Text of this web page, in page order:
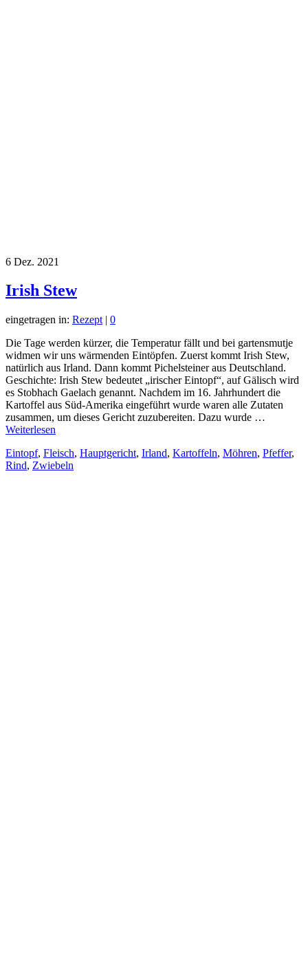
6 Dez. 2021
Irish Stew
eingetragen in: Rezept | 0
Die Tage werden kürzer, die Temperatur fällt und bei gartensmutje
widmen wir uns wärmenden Eintöpfen. Zuerst kommt Irish Stew,
natürlich aus Irland. Dann kommt Pichelsteiner aus Deutschland.
Geschichte: Irish Stew bedeutet „irischer Eintopf“, auf Gälisch wird
es Stobhach Gaelach genannt. Nachdem im 16. Jahrhundert die
Kartoffel aus Süd-Amerika eingeführt wurde waren alle Zutaten
zusammen, um dieses Gericht zuzubereiten. Dazu wurde …
Weiterlesen
Eintopf, Fleisch, Hauptgericht, Irland, Kartoffeln, Möhren, Pfeffer,
Rind, Zwiebeln